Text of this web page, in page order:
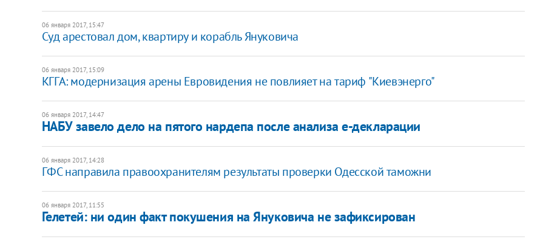
06 января 2017, 15:47
Суд арестовал дом, квартиру и корабль Януковича
06 января 2017, 15:09
КГГА: модернизация арены Евровидения не повлияет на тариф "Киевэнерго"
06 января 2017, 14:47
НАБУ завело дело на пятого нардепа после анализа е-декларации
06 января 2017, 14:28
ГФС направила правоохранителям результаты проверки Одесской таможни
06 января 2017, 11:55
Гелетей: ни один факт покушения на Януковича не зафиксирован